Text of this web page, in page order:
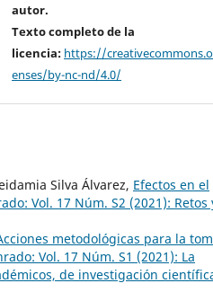
autor.
Texto completo de la
licencia: https://
enses/by-nc-nd/4.0/
Silva Álvarez, Efectos en el
Vol. 17 Núm. S2 (2021): Retos
metodológicas para la
Vol. 17 Núm. S1 (2021): La
de investigación